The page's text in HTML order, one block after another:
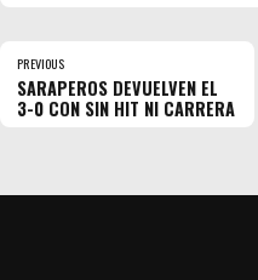
PREVIOUS
SARAPEROS DEVUELVEN EL
3-0 CON SIN HIT NI CARRERA